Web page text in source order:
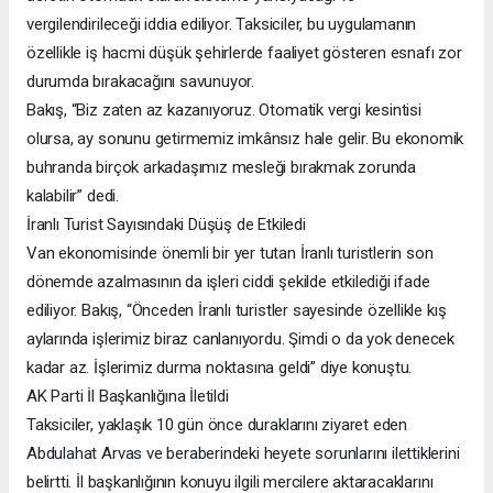
vergilendirileceği iddia ediliyor. Taksiciler, bu uygulamanın
özellikle iş hacmi düşük şehirlerde faaliyet gösteren esnafı zor
durumda bırakacağını savunuyor.
Bakış, “Biz zaten az kazanıyoruz. Otomatik vergi kesintisi
olursa, ay sonunu getirmemiz imkânsız hale gelir. Bu ekonomik
buhranda birçok arkadaşımız mesleği bırakmak zorunda
kalabilir” dedi.
İranlı Turist Sayısındaki Düşüş de Etkiledi
Van ekonomisinde önemli bir yer tutan İranlı turistlerin son
dönemde azalmasının da işleri ciddi şekilde etkilediği ifade
ediliyor. Bakış, “Önceden İranlı turistler sayesinde özellikle kış
aylarında işlerimiz biraz canlanıyordu. Şimdi o da yok denecek
kadar az. İşlerimiz durma noktasına geldi” diye konuştu.
AK Parti İl Başkanlığına İletildi
Taksiciler, yaklaşık 10 gün önce duraklarını ziyaret eden
Abdulahat Arvas ve beraberindeki heyete sorunlarını ilettiklerini
belirtti. İl başkanlığının konuyu ilgili mercilere aktaracaklarını